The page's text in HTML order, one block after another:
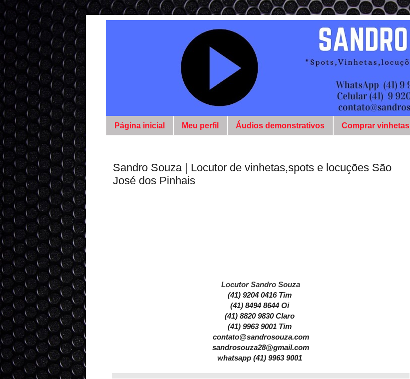
Página inicial Meu perfil Áudios demonstrativos Comprar vinhetas
Sandro Souza | Locutor de vinhetas,spots e locuções São
José dos Pinhais
Locutor Sandro Souza
(41) 9204 0416 Tim
(41) 8494 8644 Oi
(41) 8820 9830 Claro
(41) 9963 9001 Tim
contato@sandrosouza.com
sandrosouza28@gmail.com
whatsapp (41) 9963 9001